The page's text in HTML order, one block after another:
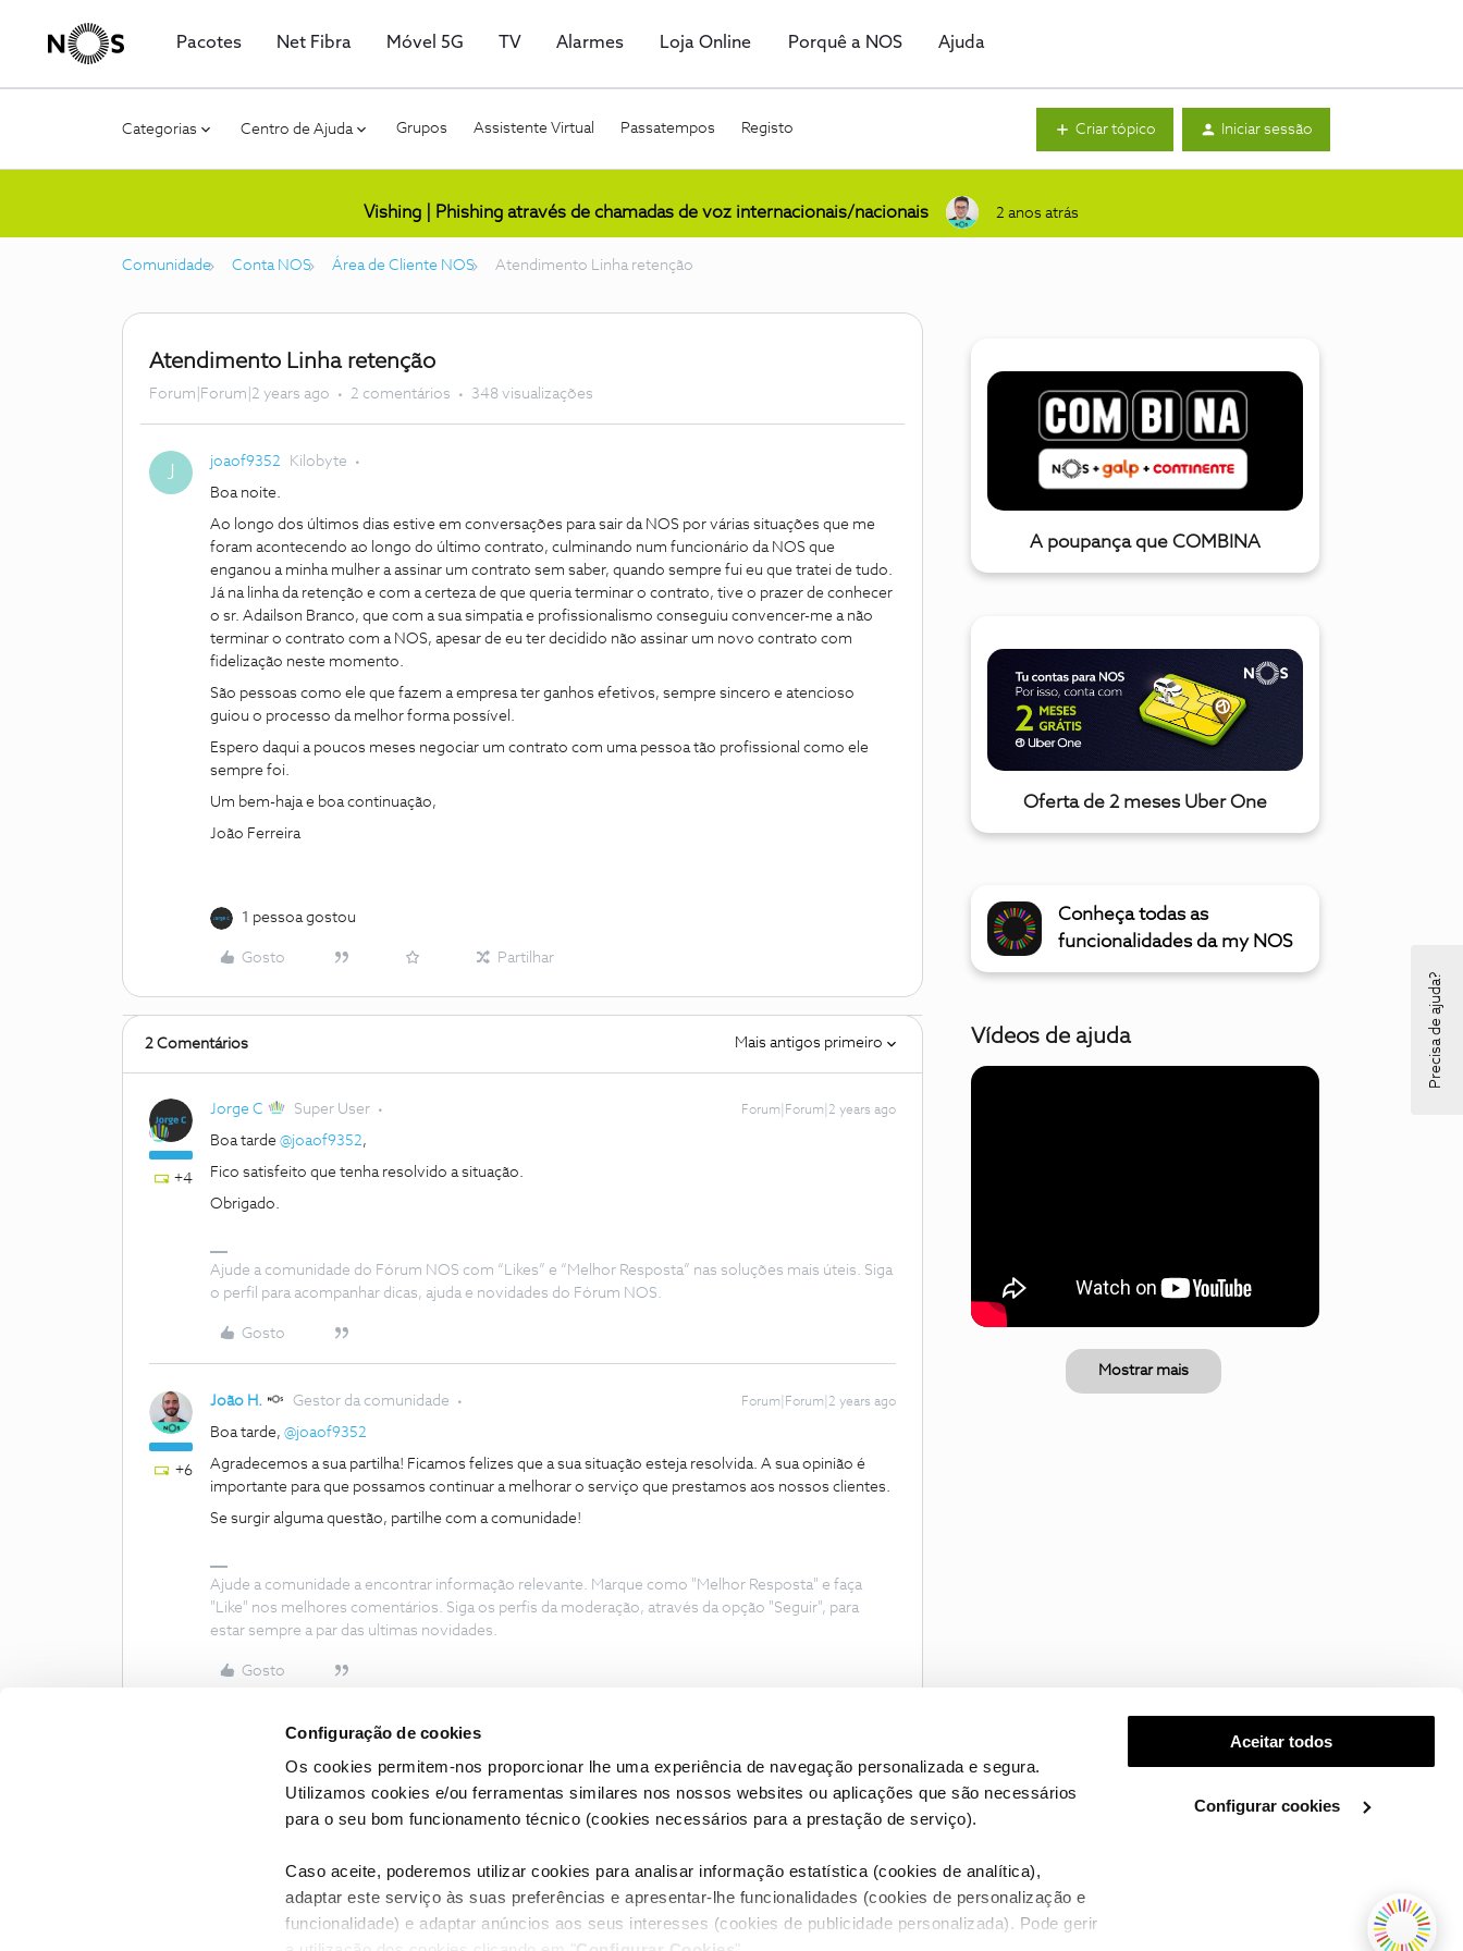
Configuração de cookies
Os cookies permitem-nos proporcionar lhe uma experiência de navegação personalizada e segura.
Utilizamos cookies e/ou ferramentas similares nos nossos websites ou aplicações que são necessários
para o seu bom funcionamento técnico (cookies necessários para a prestação de serviço).
Caso aceite, poderemos utilizar cookies para analisar informação estatística (cookies de analítica),
adaptar este serviço às suas preferências e apresentar-lhe funcionalidades (cookies de personalização e
funcionalidade) e adaptar anúncios aos seus interesses (cookies de publicidade personalizada). Pode gerir
Aceitar todos
Configurar cookies
Pacotes Net Fibra Móvel 5G TV Alarmes Loja Online Porquê a NOS Ajuda
Categorias Centro de Ajuda Grupos Assistente Virtual Passatempos Registo Criar tópico Iniciar sessão
Vishing | Phishing através de chamadas de voz internacionais/nacionais 2 anos atrás
Comunidade Conta NOS Área de Cliente NOS Atendimento Linha retenção
Atendimento Linha retenção
Forum|Forum|2 years ago 2 comentários 348 visualizações
J joaof9352 Kilobyte
Boa noite.
Ao longo dos últimos dias estive em conversações para sair da NOS por várias situações que me
foram acontecendo ao longo do último contrato, culminando num funcionário da NOS que
enganou a minha mulher a assinar um contrato sem saber, quando sempre fui eu que tratei de tudo.
Já na linha da retenção e com a certeza de que queria terminar o contrato, tive o prazer de conhecer
o sr. Adailson Branco, que com a sua simpatia e profissionalismo conseguiu convencer-me a não
terminar o contrato com a NOS, apesar de eu ter decidido não assinar um novo contrato com
fidelização neste momento.
São pessoas como ele que fazem a empresa ter ganhos efetivos, sempre sincero e atencioso
guiou o processo da melhor forma possível.
Espero daqui a poucos meses negociar um contrato com uma pessoa tão profissional como ele
sempre foi.
Um bem-haja e boa continuação,
João Ferreira
1 pessoa gostou
Gosto Partilhar
2 Comentários Mais antigos primeiro
+4
Jorge C Super User Forum|Forum|2 years ago
Boa tarde @joaof9352,
Fico satisfeito que tenha resolvido a situação.
Obrigado.
Ajude a comunidade do Fórum NOS com “Likes” e “Melhor Resposta” nas soluções mais úteis. Siga
o perfil para acompanhar dicas, ajuda e novidades do Fórum NOS.
Gosto
+6
João H. Gestor da comunidade Forum|Forum|2 years ago
Boa tarde, @joaof9352
Agradecemos a sua partilha! Ficamos felizes que a sua situação esteja resolvida. A sua opinião é
importante para que possamos continuar a melhorar o serviço que prestamos aos nossos clientes.
Se surgir alguma questão, partilhe com a comunidade!
Ajude a comunidade a encontrar informação relevante. Marque como "Melhor Resposta" e faça
"Like" nos melhores comentários. Siga os perfis da moderação, através da opção "Seguir", para
estar sempre a par das ultimas novidades.
Gosto
A poupança que COMBINA
Oferta de 2 meses Uber One
Conheça todas as
funcionalidades da my NOS
Vídeos de ajuda
Mostrar mais
Condições do Fórum NOS Accessibility statement
Precisa de ajuda?